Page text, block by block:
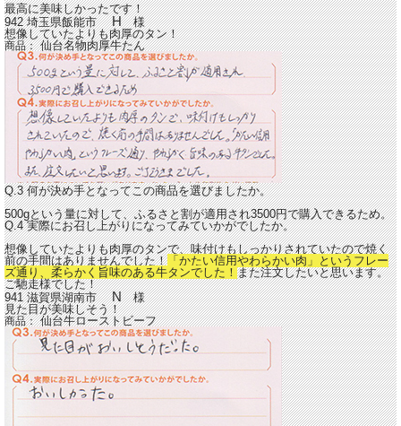
最高に美味しかったです！
942 埼玉県飯能市H様
想像していたよりも肉厚のタン！
商品：仙台名物肉厚牛たん
Q.3 何が決め手となってこの商品を選びましたか。
500gという量に対して、ふるさと割が適用され3500円で購入できるため。
Q.4 実際にお召し上がりになってみていかがでしたか。
想像していたよりも肉厚のタンで、味付けもしっかりされていたので焼く
前の手間はありませんでした！ 「かたい信用やわらかい肉」というフレー
ズ通り、柔らかく旨味のある牛タンでした！ また注文したいと思います。
ご馳走様でした！
941 滋賀県湖南市N様
見た目が美味しそう！
商品：仙台牛ローストビーフ